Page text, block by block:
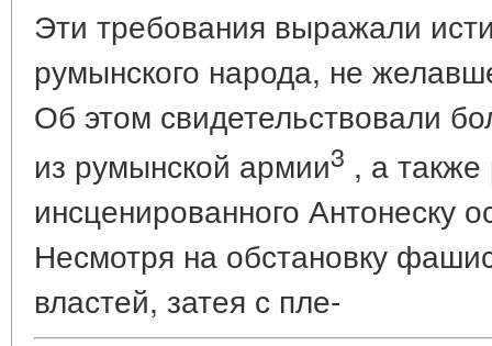
Эти требования выражали
румынского народа, не
Об этом свидетельствовали
из румынской армии3 , а также
инсценированного Антонеску
Несмотря на обстановку
властей, затея с пле-